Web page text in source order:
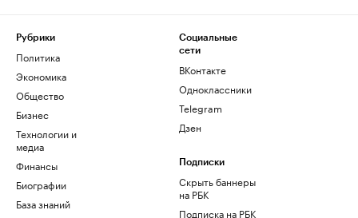
Рубрики
Политика
Экономика
Общество
Бизнес
Технологии и
медиа
Финансы
Биографии
База знаний
Социальные
сети
ВКонтакте
Одноклассники
Telegram
Дзен
Подписки
Скрыть баннеры
на РБК
Подписка на РБК